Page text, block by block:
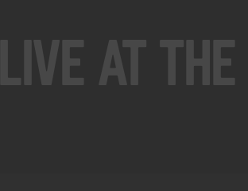
Live At